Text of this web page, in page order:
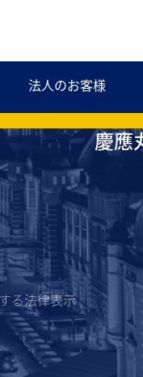
法人のお客様
慶應
る法律表示